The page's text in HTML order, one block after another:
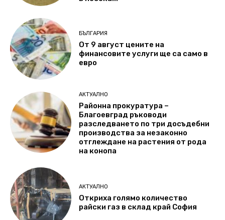
БЪЛГАРИЯ
От 9 август цените на
финансовите услуги ще са само в
евро
АКТУАЛНО
Районна прокуратура –
Благоевград ръководи
разследването по три досъдебни
производства за незаконно
отглеждане на растения от рода
на конопа
АКТУАЛНО
Откриха голямо количество
райски газ в склад край София